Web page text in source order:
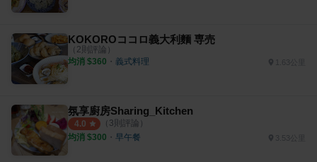
KOKOROココロ義大利麵 専売
（ 2則評論）
均消 $360 ・ 義式料理
氛享廚房Sharing_Kitchen
4.0 （ 3則評論）
均消 $300 ・ 早午餐 3.53公里